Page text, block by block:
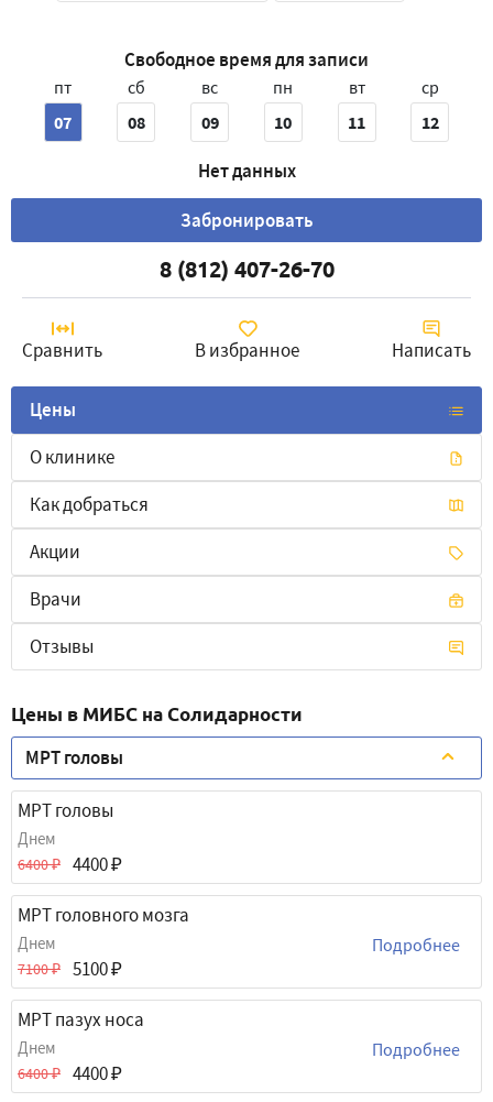
Свободное время для записи
пт
07
сб
08
вс
09
пн
10
вт
11
ср
12
Нет данных
Забронировать
8 (812) 407-26-70
Сравнить В избранное Написать
Цены
О клинике
Как добраться
Акции
Врачи
Отзывы
Цены в МИБС на Солидарности
МРТ головы
МРТ головы
Днем
4400
6400
МРТ головного мозга
Подробнее
Днем
5100
7100
МРТ пазух носа
Подробнее
Днем
4400
6400